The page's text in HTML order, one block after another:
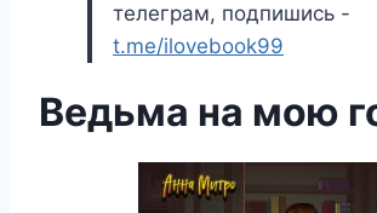
телеграм, подпишись -
t.me/ilovebook99
Ведьма на мою